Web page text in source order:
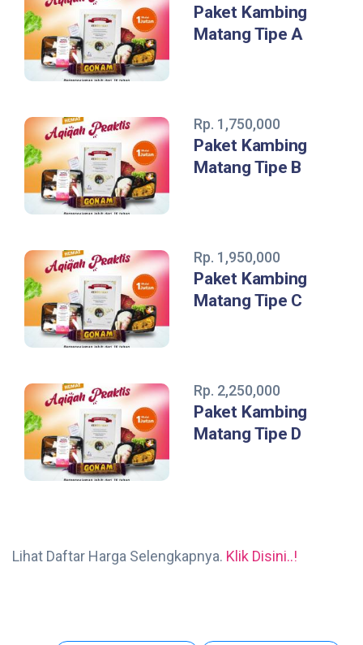
Paket Kambing
Matang Tipe A
Rp. 1,750,000
Paket Kambing
Matang Tipe B
Rp. 1,950,000
Paket Kambing
Matang Tipe C
Rp. 2,250,000
Paket Kambing
Matang Tipe D
Lihat Daftar Harga Selengkapnya. Klik Disini..!